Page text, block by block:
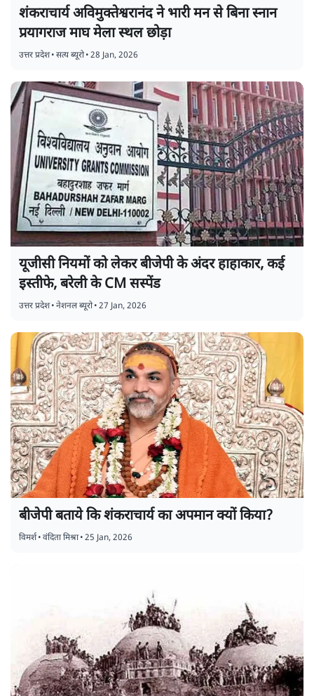
शंकराचार्य अविमुक्तेश्वरानंद ने भारी मन से बिना स्नान
प्रयागराज माघ मेला स्थल छोड़ा
उत्तर प्रदेश•सत्य ब्यूरो•28 Jan, 2026
यूजीसी नियमों को लेकर बीजेपी के अंदर हाहाकार, कई
इस्तीफे, बरेली के CM सस्पेंड
उत्तर प्रदेश•नेशनल ब्यूरो•27 Jan, 2026
बीजेपी बताये कि शंकराचार्य का अपमान क्यों किया?
विमर्श•वंदिता मिश्रा•25 Jan, 2026